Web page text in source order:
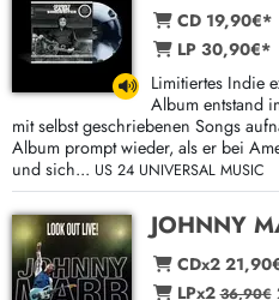
CD 19,90€*
LP 30,90€*
Limitiertes Indie
Album entstand
mit selbst geschriebenen Songs
Album prompt wieder, als er bei
und sich... US 24 UNIVERSAL MUSIC
JOHNNY
CDx2
LPx236,90€